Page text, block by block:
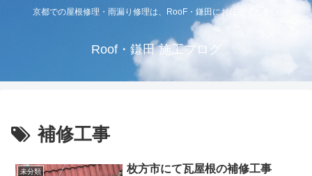
京都での屋根修理・雨漏り修理は、RooF・鎌田にお任せください
Roof・鎌田 施工ブログ
補修工事
未分類 枚方市にて瓦屋根の補修工事